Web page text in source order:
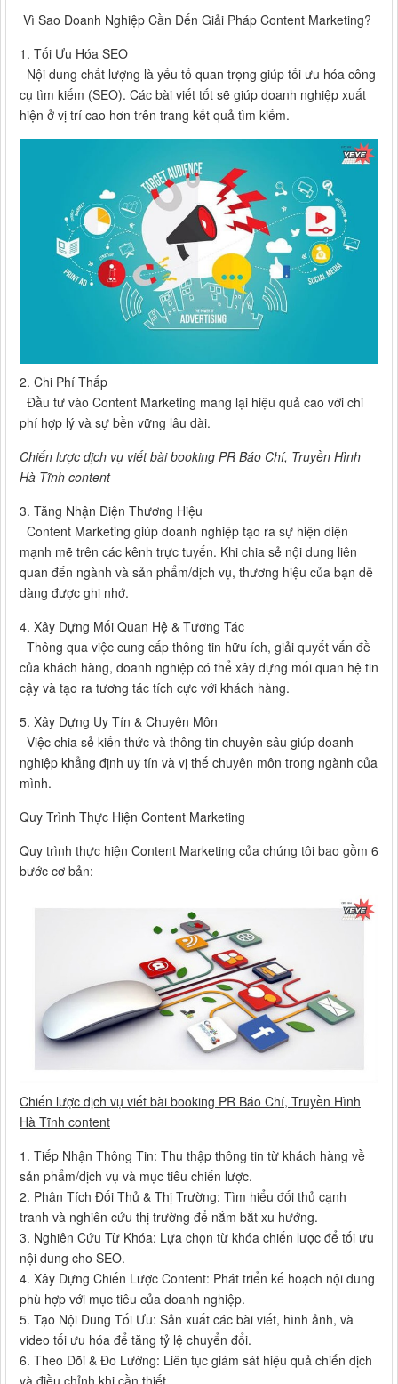
Vì Sao Doanh Nghiệp Cần Đến Giải Pháp Content Marketing?
1. Tối Ưu Hóa SEO
Nội dung chất lượng là yếu tố quan trọng giúp tối ưu hóa công
cụ tìm kiếm (SEO). Các bài viết tốt sẽ giúp doanh nghiệp xuất
hiện ở vị trí cao hơn trên trang kết quả tìm kiếm.
2. Chi Phí Thấp
Đầu tư vào Content Marketing mang lại hiệu quả cao với chi
phí hợp lý và sự bền vững lâu dài.
Chiến lược dịch vụ viết bài booking PR Báo Chí, Truyền Hình
Hà Tĩnh content
3. Tăng Nhận Diện Thương Hiệu
Content Marketing giúp doanh nghiệp tạo ra sự hiện diện
mạnh mẽ trên các kênh trực tuyến. Khi chia sẻ nội dung liên
quan đến ngành và sản phẩm/dịch vụ, thương hiệu của bạn dễ
dàng được ghi nhớ.
4. Xây Dựng Mối Quan Hệ & Tương Tác
Thông qua việc cung cấp thông tin hữu ích, giải quyết vấn đề
của khách hàng, doanh nghiệp có thể xây dựng mối quan hệ tin
cậy và tạo ra tương tác tích cực với khách hàng.
5. Xây Dựng Uy Tín & Chuyên Môn
Việc chia sẻ kiến thức và thông tin chuyên sâu giúp doanh
nghiệp khẳng định uy tín và vị thế chuyên môn trong ngành của
mình.
Quy Trình Thực Hiện Content Marketing
Quy trình thực hiện Content Marketing của chúng tôi bao gồm 6
bước cơ bản:
Chiến lược dịch vụ viết bài booking PR Báo Chí, Truyền Hình
Hà Tĩnh content
1. Tiếp Nhận Thông Tin: Thu thập thông tin từ khách hàng về
sản phẩm/dịch vụ và mục tiêu chiến lược.
2. Phân Tích Đối Thủ & Thị Trường: Tìm hiểu đối thủ cạnh
tranh và nghiên cứu thị trường để nắm bắt xu hướng.
3. Nghiên Cứu Từ Khóa: Lựa chọn từ khóa chiến lược để tối ưu
nội dung cho SEO.
4. Xây Dựng Chiến Lược Content: Phát triển kế hoạch nội dung
phù hợp với mục tiêu của doanh nghiệp.
5. Tạo Nội Dung Tối Ưu: Sản xuất các bài viết, hình ảnh, và
video tối ưu hóa để tăng tỷ lệ chuyển đổi.
6. Theo Dõi & Đo Lường: Liên tục giám sát hiệu quả chiến dịch